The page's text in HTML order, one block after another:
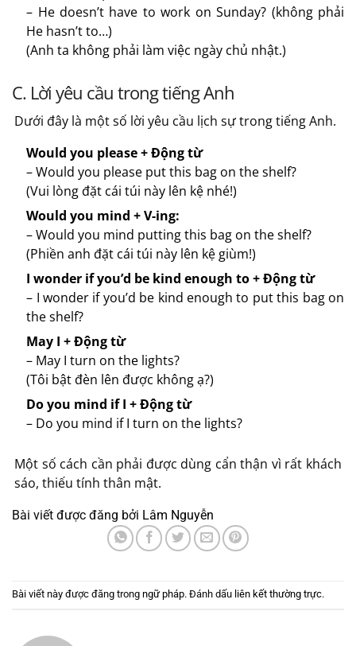
– He doesn’t have to work on Sunday? (không phải
He hasn’t to…)
(Anh ta không phải làm việc ngày chủ nhật.)
C. Lời yêu cầu trong tiếng Anh
Dưới đây là một số lời yêu cầu lịch sự trong tiếng Anh.
Would you please + Động từ
– Would you please put this bag on the shelf?
(Vui lòng đặt cái túi này lên kệ nhé!)
Would you mind + V-ing:
– Would you mind putting this bag on the shelf?
(Phiền anh đặt cái túi này lên kệ giùm!)
I wonder if you’d be kind enough to + Động từ
– I wonder if you’d be kind enough to put this bag on
the shelf?
May I + Động từ
– May I turn on the lights?
(Tôi bật đèn lên được không ạ?)
Do you mind if I + Động từ
– Do you mind if I turn on the lights?
Một số cách cần phải được dùng cẩn thận vì rất khách
sáo, thiếu tính thân mật.
Bài viết được đăng bởi Lâm Nguyễn
Bài viết này được đăng trong ngữ pháp. Đánh dấu liên kết thường trực.